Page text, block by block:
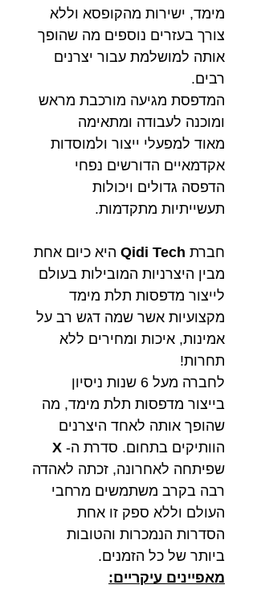
מימד, ישירות מהקופסא וללא
צורך בעזרים נוספים מה שהופך
אותה למושלמת עבור יצרנים
רבים.
המדפסת מגיעה מורכבת מראש
ומוכנה לעבודה ומתאימה
מאוד למפעלי ייצור ולמוסדות
אקדמאיים הדורשים נפחי
הדפסה גדולים ויכולות
תעשייתיות מתקדמות.
חברת Qidi Tech היא כיום אחת
מבין היצרניות המובילות בעולם
לייצור מדפסות תלת מימד
מקצועיות אשר שמה דגש רב על
אמינות, איכות ומחירים ללא
תחרות!
לחברה מעל 6 שנות ניסיון
בייצור מדפסות תלת מימד, מה
שהופך אותה לאחד היצרנים
הוותיקים בתחום. סדרת ה- X
שפיתחה לאחרונה, זכתה לאהדה
רבה בקרב משתמשים מרחבי
העולם וללא ספק זו אחת
הסדרות הנמכרות והטובות
ביותר של כל הזמנים.
מאפיינים עיקריים: